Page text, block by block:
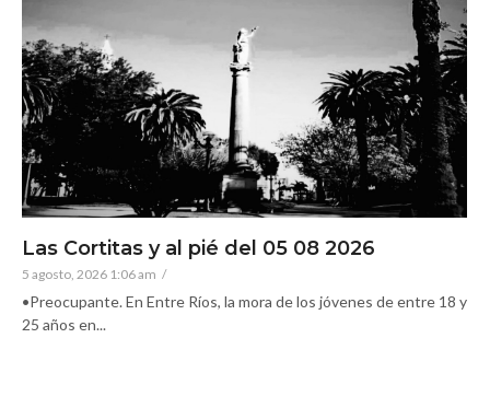
Las Cortitas y al pié del 05 08 2026
5 agosto, 2026 1:06 am /
•Preocupante. En Entre Ríos, la mora de los jóvenes de entre 18 y
25 años en...